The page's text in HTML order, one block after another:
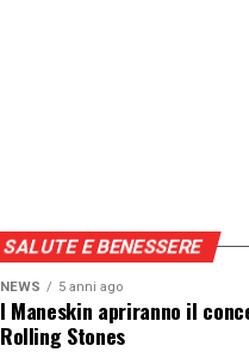
SALUTE E BENESSERE
NEWS 5 anni ago
I Maneskin apriranno il
Rolling Stones